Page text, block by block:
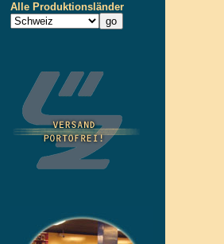
Alle Produktionsländer